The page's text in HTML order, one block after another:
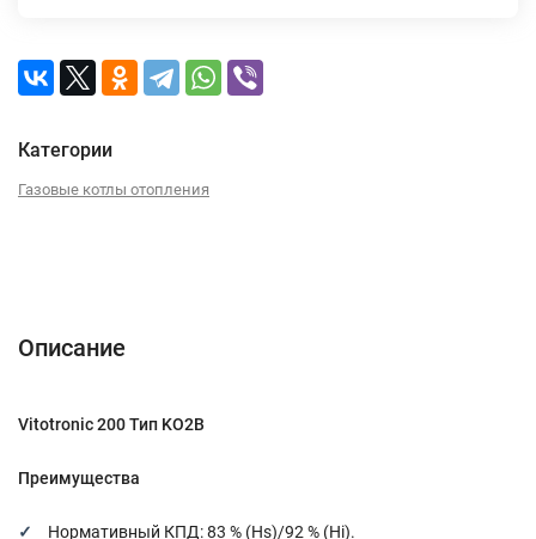
Категории
Газовые котлы отопления
Описание
Vitotronic 200 Тип KO2B
Преимущества
Нормативный КПД: 83 % (Hs)/92 % (Hi).